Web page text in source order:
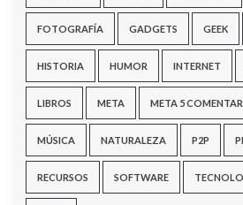
FOTOGRAFÍA GADGETS GEEK
HISTORIA HUMOR INTERNET
LIBROS META META 5
MÚSICA NATURALEZA P2P
RECURSOS SOFTWARE